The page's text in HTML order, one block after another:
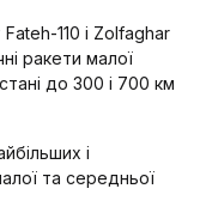
110 і Zolfaghar
ракети малої
до 300 і 700 км
і
та середньої